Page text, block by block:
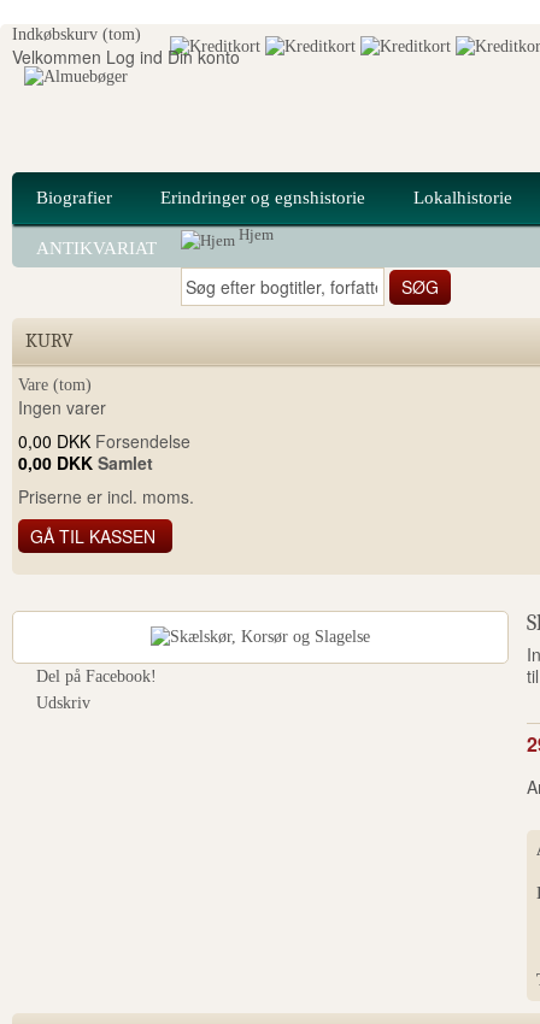
Indkøbskurv (tom)
Velkommen Log ind Din konto
Biografier Erindringer og egnshistorie Lokalhistorie
ANTIKVARIAT
Hjem
KURV
Vare (tom)
Ingen varer
0,00 DKK Forsendelse
0,00 DKK Samlet
Priserne er incl. moms.
GÅ TIL KASSEN
Del på Facebook!
Udskriv